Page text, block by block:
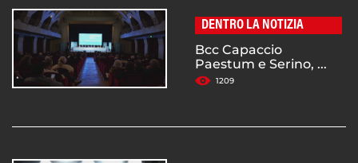
DENTRO LA NOTIZIA
Bcc Capaccio
Paestum e Serino, ...
1209